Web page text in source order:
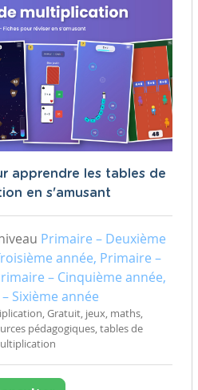
apprendre les tables de
en s'amusant
Primaire – Deuxième
année, Primaire –
– Cinquième année,
Sixième année
Gratuit, jeux, maths,
pédagogiques, tables de